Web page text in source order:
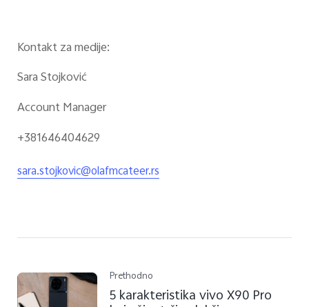
Kontakt za medije:
Sara Stojković
Account Manager
+381646404629
sara.stojkovic@olafmcateer.rs
Prethodno
5 karakteristika vivo X90 Pro